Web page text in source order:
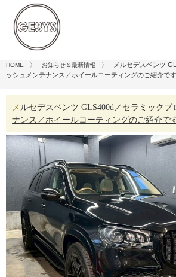
HOME 〉 お知らせ＆最新情報 〉
メルセデスベンツ
ッシュメンテナンス／ホイールコーティングのご紹介です
メルセデスベンツ GLS400d／セラミックプロポリッシュメンテ
ナンス／ホイールコーティングのご紹介で